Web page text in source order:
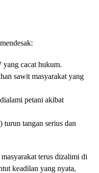
yang cacat hukum.
sawit masyarakat yang
petani akibat
tangan serius dan
terus dizalimi di
keadilan yang nyata,